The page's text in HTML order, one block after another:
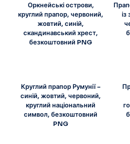
Оркнейські острови,
круглий прапор, червоний,
жовтий, синій,
скандинавський хрест,
безкоштовний PNG
Круглий прапор Румунії –
синій, жовтий, червоний,
круглий національний
символ, безкоштовний
PNG